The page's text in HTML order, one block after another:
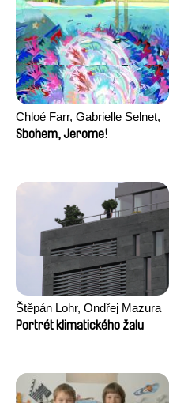
Chloé Farr, Gabrielle Selnet,
Adam Sillard
Sbohem, Jerome!
Štěpán Lohr, Ondřej Mazura
Portrét klimatického žalu